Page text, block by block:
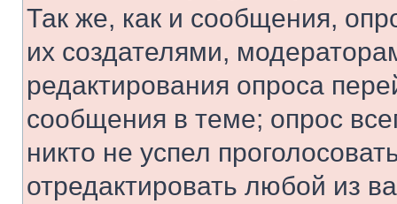
Так же, как и сообщения,
их создателями,
редактирования опроса
сообщения в теме; опрос
никто не успел
отредактировать любой из